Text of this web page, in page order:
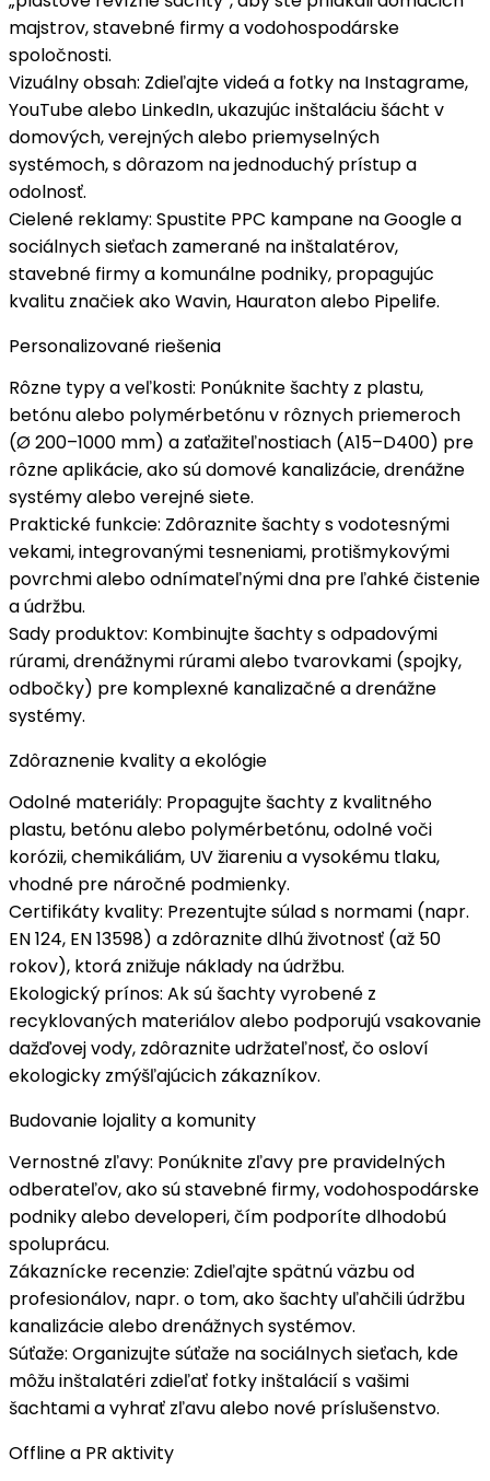
majstrov, stavebné firmy a vodohospodárske
spoločnosti.
Vizuálny obsah: Zdieľajte videá a fotky na Instagrame,
YouTube alebo LinkedIn, ukazujúc inštaláciu šácht v
domových, verejných alebo priemyselných
systémoch, s dôrazom najednoduchý prístupa
odolnosť.
Cielené reklamy: Spustite PPC kampane na Google a
sociálnych sieťach zamerané nainštalatérov,
stavebné firmy a komunálne podniky, propagujúc
kvalitu značiek ako Wavin, Hauraton alebo Pipelife.
Personalizované riešenia
Rôzne typy a veľkosti: Ponúknite šachty z plastu,
betónu alebo polymérbetónu v rôznych priemeroch
(Ø 200–1000 mm) a zaťažiteľnostiach (A15–D400) pre
rôzne aplikácie, ako sú domové kanalizácie, drenážne
systémy alebo verejné siete.
Praktické funkcie: Zdôraznite šachty svodotesnými
vekami, integrovanými tesneniami, protišmykovými
povrchmi alebo odnímateľnými dna pre ľahké čistenie
a údržbu.
Sady produktov: Kombinujte šachty s odpadovými
rúrami, drenážnymi rúrami alebo tvarovkami (spojky,
odbočky) pre komplexné kanalizačné a drenážne
systémy.
Zdôraznenie kvality a ekológie
Odolné materiály: Propagujte šachty z kvalitného
plastu, betónu alebo polymérbetónu, odolné voči
korózii, chemikáliám, UV žiareniu a vysokému tlaku,
vhodné pre náročné podmienky.
Certifikáty kvality: Prezentujte súlad s normami (napr.
EN 124, EN 13598) a zdôraznitedlhú životnosť (až 50
rokov), ktorá znižuje náklady na údržbu.
Ekologický prínos: Ak sú šachty vyrobené z
recyklovaných materiálov alebo podporujú vsakovanie
dažďovej vody, zdôrazniteudržateľnosť, čo osloví
ekologicky zmýšľajúcich zákazníkov.
Budovanie lojality a komunity
Vernostné zľavy: Ponúknite zľavy pre pravidelných
odberateľov, ako sú stavebné firmy, vodohospodárske
podniky alebo developeri, čím podporítedlhodobú
spoluprácu.
Zákaznícke recenzie: Zdieľajte spätnú väzbu od
profesionálov, napr. o tom, akošachty uľahčili údržbu
kanalizáciealebo drenážnych systémov.
Súťaže: Organizujte súťaže na sociálnych sieťach, kde
môžu inštalatéri zdieľať fotky inštalácií s vašimi
šachtami a vyhrať zľavualebo nové príslušenstvo.
Offline a PR aktivity